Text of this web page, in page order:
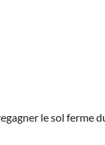
le sol ferme